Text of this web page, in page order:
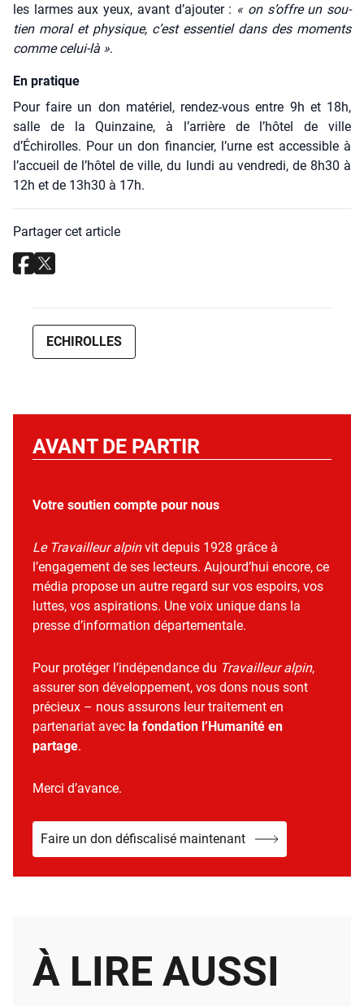
les larmes aux yeux, avant d’ajouter : « on s’offre un sou­
tien moral et phy­sique, c’est essen­tiel dans des moments
comme celui-là ».
En pratique
Pour faire un don maté­riel, ren­dez-vous entre 9h et 18h,
salle de la Quin­zaine, à l’arrière de l’hôtel de ville
d’Échirolles. Pour un don finan­cier, l’urne est acces­sible à
l’accueil de l’hôtel de ville, du lun­di au ven­dre­di, de 8h30 à
12h et de 13h30 à 17h.
Partager cet article
ECHIROLLES
AVANT DE PARTIR
Votre soutien compte pour nous
Le Travailleur alpinvit depuis 1928 grâce à
l’engagement de ses lecteurs. Aujourd’hui encore, ce
média propose un autre regard sur vos espoirs, vos
luttes, vos aspirations. Une voix unique dans la
presse d’information départementale.
Pour protéger l’indépendance du Travailleur alpin,
assurer son développement, vos dons nous sont
précieux – nous assurons leur traitement en
partenariat avec la fondation l’Humanité en
partage.
Merci d’avance.
Faire un don défiscalisé maintenant
À LIRE AUSSI